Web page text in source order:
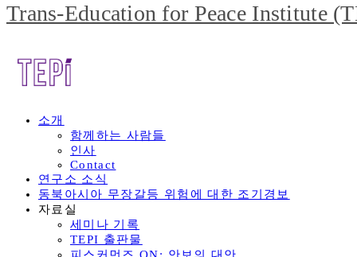
Trans-Education for Peace Institute
소개
함께하는 사람들
인사
Contact
연구소 소식
동북아시아 무장갈등 위험에 대한 조기경보
자료실
세미나 기록
TEPI 출판물